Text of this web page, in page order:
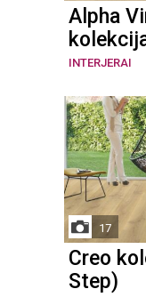
Alpha
INTERJERAI
17
Creo
Step)